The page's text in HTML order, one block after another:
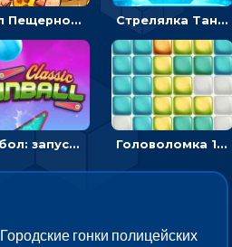
Пазл Пещерного человека: сложи фрагменты и получи картинку Стрелялка Танковые войны: бить по танку врага, чтобы уничтожить зло
Пинбол: запускать шарик, чтобы выбивать очки Головоломка 10х10
Городские гонки полицейских